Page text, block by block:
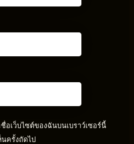
อเว็บไซต์ของฉันบนเบราว์เซอร์นี้
ครั้งถัดไป